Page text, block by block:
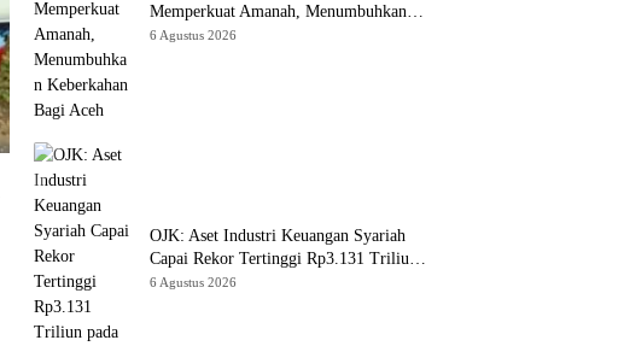
Memperkuat Amanah, Menumbuhkan
Keberkahan Bagi Aceh
6 Agustus 2026
OJK: Aset Industri Keuangan Syariah
Capai Rekor Tertinggi Rp3.131 Triliun
pada 2025
6 Agustus 2026